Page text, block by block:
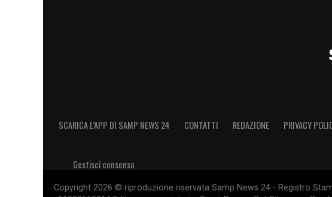
SCARICA L’APP DI SAMP NEWS 24 CONTATTI REDAZIONE PRIVACY
Gestisci consenso
Copyright 2026 © riproduzione riservata Samp News 24 - Registro